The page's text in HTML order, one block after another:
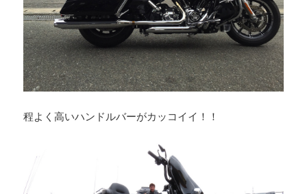
程よく高いハンドルバーがカッコイイ！！